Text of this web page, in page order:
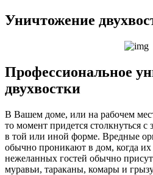
Уничтожение
Профессиональное
двухвостки
В Вашем доме, или на рабочем
то момент придется столкнуться
в той или иной форме. Вредные
обычно проникают в дом, когда
нежеланных гостей обычно
муравьи, тараканы, комары и